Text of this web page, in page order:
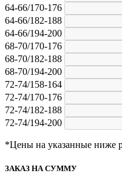
64-66/170-176
64-66/182-188
64-66/194-200
68-70/170-176
68-70/182-188
68-70/194-200
72-74/158-164
72-74/170-176
72-74/182-188
72-74/194-200
*Цены на указанные ниже
ЗАКАЗ НА СУММУ